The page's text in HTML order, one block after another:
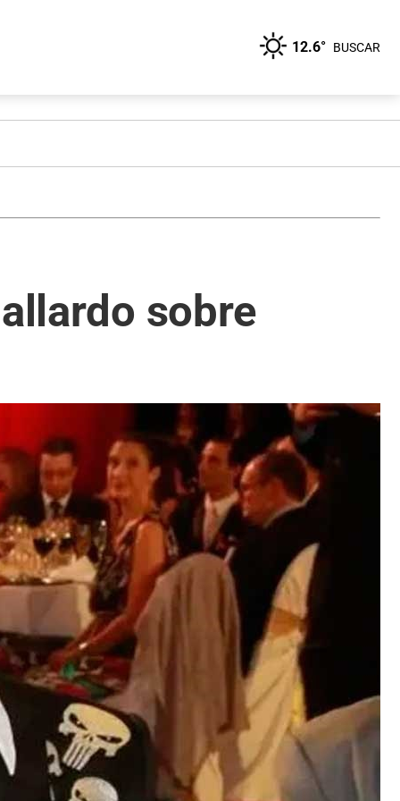
12.6° BUSCAR
sobre